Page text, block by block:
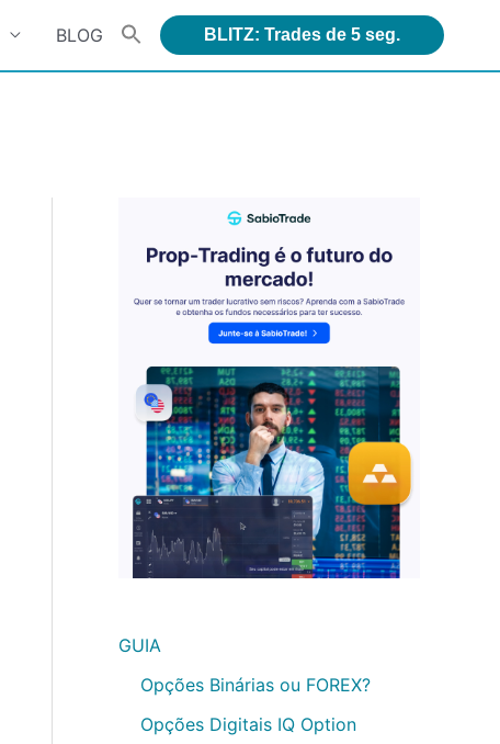
BLOG BLITZ: Trades de 5 seg.
GUIA
Opções Binárias ou FOREX?
Opções Digitais IQ Option